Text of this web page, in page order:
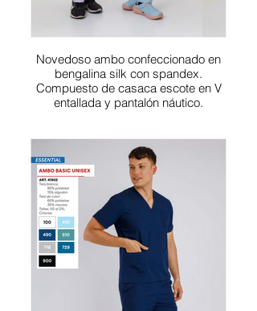
Novedoso ambo confeccionado en
bengalina silk con spandex.
Compuesto de casaca escote en V
entallada y pantalón náutico.